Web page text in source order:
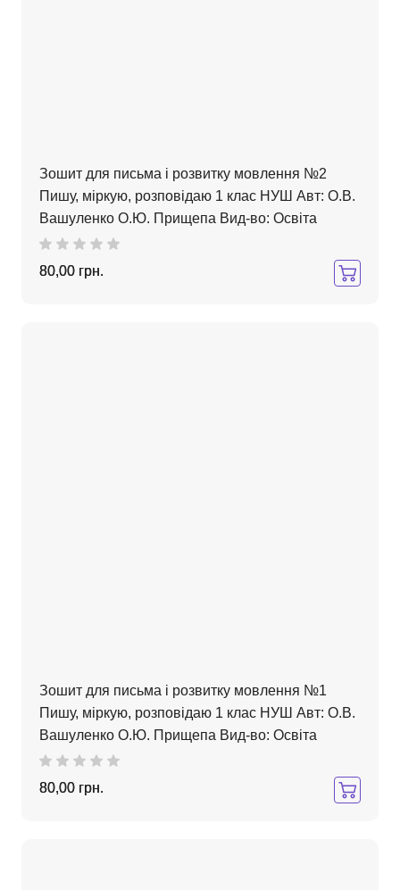
Зошит для письма і розвитку мовлення №2
Пишу, міркую, розповідаю 1 клас НУШ Авт: О.В.
Вашуленко О.Ю. Прищепа Вид-во: Освіта
80,00 грн.
Зошит для письма і розвитку мовлення №1
Пишу, міркую, розповідаю 1 клас НУШ Авт: О.В.
Вашуленко О.Ю. Прищепа Вид-во: Освіта
80,00 грн.